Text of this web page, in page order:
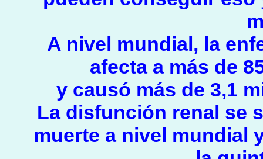
A nivel mundial, la
afecta a más de
y causó más de 3,1
La disfunción renal se
muerte a nivel mundial